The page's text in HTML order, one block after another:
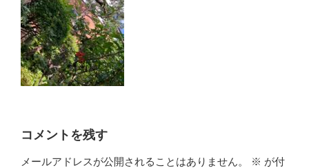
コメントを残す
メールアドレスが公開されることはありません。 ※ が付